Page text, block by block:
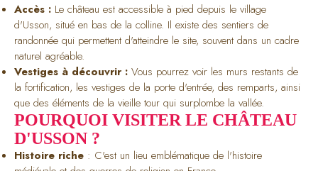
Accès : Le château est accessible à pied depuis le village
d'Usson, situé en bas de la colline. Il existe des sentiers de
randonnée qui permettent d'atteindre le site, souvent dans un cadre
naturel agréable.
Vestiges à découvrir : Vous pourrez voir les murs restants de
la fortification, les vestiges de la porte d'entrée, des remparts, ainsi
que des éléments de la vieille tour qui surplombe la vallée.
POURQUOI VISITER LE CHÂTEAU
D'USSON ?
Histoire riche : C'est un lieu emblématique de l'histoire